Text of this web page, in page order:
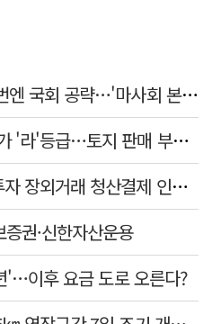
김병삼 경북 영천시장, 이번엔 국회 공략…'마사회 본사 이전·광역교통망 확충' 요청
대구도시개발공사 경영평가 '라'등급…토지 판매 부진에 1년 만에 두 단계 '뚝'
예탁결제원, 비상장·조각투자 장외거래 청산결제 인프라 구축 착수…연내 가동
권·신한자산운용
'…이후 요금 도로 오른다?